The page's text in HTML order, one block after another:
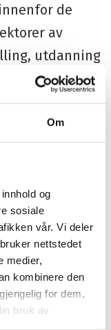
Om
og
sosiale
vår. Vi deler
nettstedet
medier,
kombinere den
for dem,
bruk av
de
av
utdanning
av Parats
sektor,
Parat er
YS som har
enn 9.000
har store
som
vegvesen,
og